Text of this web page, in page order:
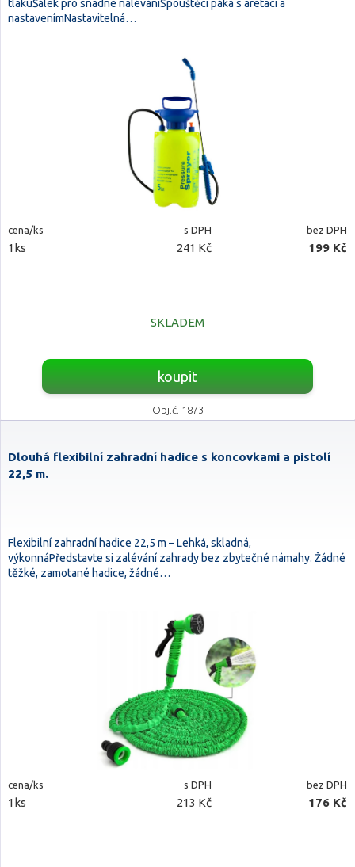
tlakuŠálek pro snadné naléváníSpouštěcí páka s aretací a
nastavenímNastavitelná…
cena/ks s DPH bez DPH
1ks 241 Kč 199 Kč
SKLADEM
koupit
Obj.č. 1873
Dlouhá flexibilní zahradní hadice s koncovkami a pistolí
22,5 m.
Flexibilní zahradní hadice 22,5 m – Lehká, skladná,
výkonnáPředstavte si zalévání zahrady bez zbytečné námahy. Žádné
těžké, zamotané hadice, žádné…
cena/ks s DPH bez DPH
1ks 213 Kč 176 Kč